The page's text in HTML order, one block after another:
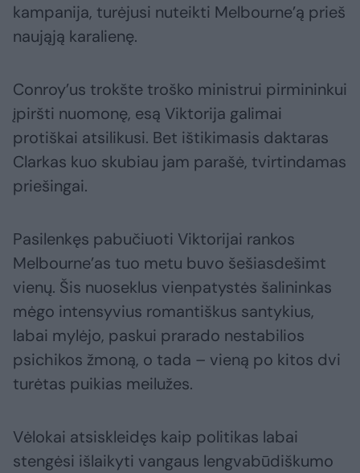
kampanija, turėjusi nuteikti Melbourne’ą prieš
naująją karalienę.
Conroy’us trokšte troško ministrui pirmininkui
įpiršti nuomonę, esą Viktorija galimai
protiškai atsilikusi. Bet ištikimasis daktaras
Clarkas kuo skubiau jam parašė, tvirtindamas
priešingai.
Pasilenkęs pabučiuoti Viktorijai rankos
Melbourne’as tuo metu buvo šešiasdešimt
vienų. Šis nuoseklus vienpatystės šalininkas
mėgo intensyvius romantiškus santykius,
labai mylėjo, paskui prarado nestabilios
psichikos žmoną, o tada – vieną po kitos dvi
turėtas puikias meilužes.
Vėlokai atsiskleidęs kaip politikas labai
stengėsi išlaikyti vangaus lengvabūdiškumo